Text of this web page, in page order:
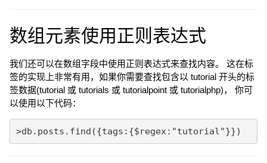
数组元素使用正则表达式
我们还可以在数组字段中使用正则表达式来查找内容。 这在标
签的实现上非常有用，如果你需要查找包含以 tutorial 开头的标
签数据(tutorial 或 tutorials 或 tutorialpoint 或 tutorialphp)， 你可
以使用以下代码：